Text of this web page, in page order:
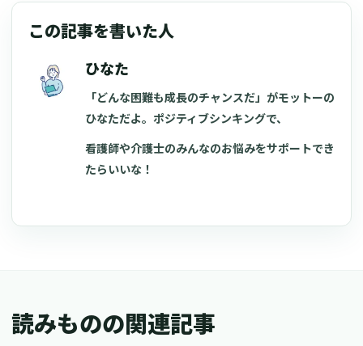
この記事を書いた人
ひなた
「どんな困難も成長のチャンスだ」がモットーの
ひなただよ。ポジティブシンキングで、
看護師や介護士のみんなのお悩みをサポートでき
たらいいな！
読みものの関連記事